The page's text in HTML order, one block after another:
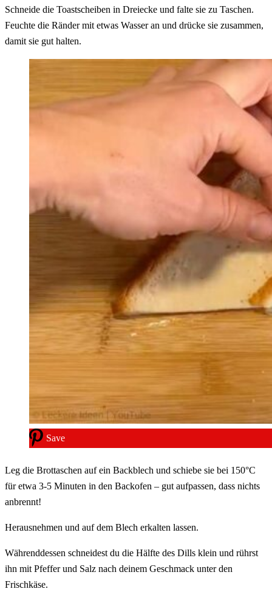
Schneide die Toastscheiben in Dreiecke und falte sie zu Taschen.
Feuchte die Ränder mit etwas Wasser an und drücke sie zusammen,
damit sie gut halten.
Save
Leg die Brottaschen auf ein Backblech und schiebe sie bei 150°C
für etwa 3-5 Minuten in den Backofen – gut aufpassen, dass nichts
anbrennt!
Herausnehmen und auf dem Blech erkalten lassen.
Währenddessen schneidest du die Hälfte des Dills klein und rührst
ihn mit Pfeffer und Salz nach deinem Geschmack unter den
Frischkäse.